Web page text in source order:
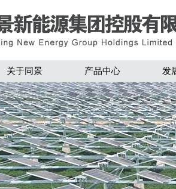
关于同景 产品中心 发